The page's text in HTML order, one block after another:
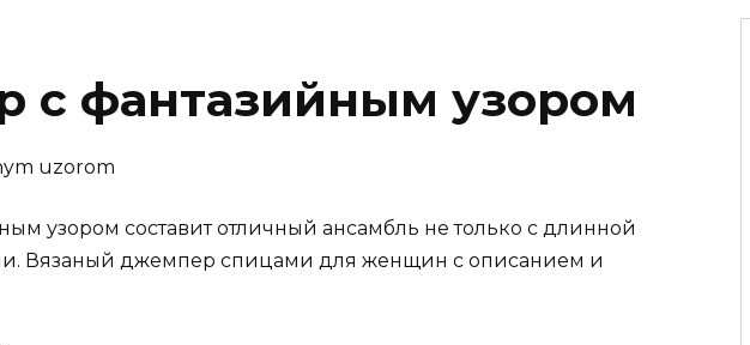
с фантазийным узором
узором составит отличный ансамбль не только с длинной
Вязаный джемпер спицами для женщин с описанием и